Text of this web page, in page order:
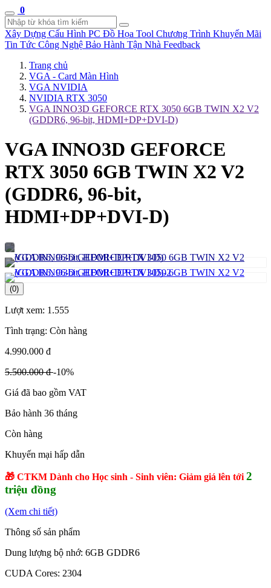
0
Xây Dựng Cấu Hình PC Đồ Họa Tool Chương Trình Khuyến Mãi
Tin Tức Công Nghệ Bảo Hành Tận Nhà Feedback
Trang chủ
VGA - Card Màn Hình
VGA NVIDIA
NVIDIA RTX 3050
VGA INNO3D GEFORCE RTX 3050 6GB TWIN X2 V2
(GDDR6, 96-bit, HDMI+DP+DVI-D)
VGA INNO3D GEFORCE
RTX 3050 6GB TWIN X2 V2
(GDDR6, 96-bit,
HDMI+DP+DVI-D)
(0)
Lượt xem: 1.555
Tình trạng: Còn hàng
4.990.000 đ
5.500.000 đ-10%
Giá đã bao gồm VAT
Bảo hành 36 tháng
Còn hàng
Khuyến mại hấp dẫn
🎁 CTKM Dành cho Học sinh - Sinh viên: Giảm giá lên tới 2
triệu đồng
(Xem chi tiết)
Thông số sản phẩm
Dung lượng bộ nhớ: 6GB GDDR6
CUDA Cores: 2304